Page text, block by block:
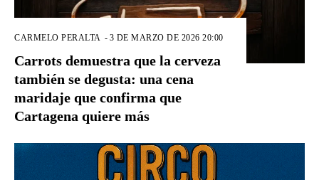
CARMELO PERALTA - 3 DE MARZO DE 2026 20:00
Carrots demuestra que la cerveza
también se degusta: una cena
maridaje que confirma que
Cartagena quiere más